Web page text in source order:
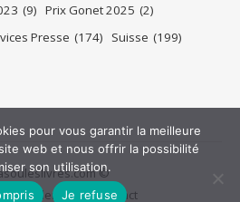
(9) Prix Gonet 2025 (2)
Presse (174) Suisse (199)
©
confidentialité Contact
pour vous garantir la meilleure
web et nous offrir la possibilité
son utilisation.
Je refuse